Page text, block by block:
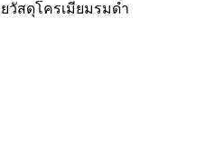
วัสดุโครเมียมรมดำ